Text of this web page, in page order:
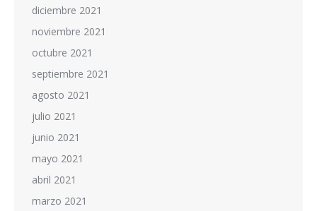
diciembre 2021
noviembre 2021
octubre 2021
septiembre 2021
agosto 2021
julio 2021
junio 2021
mayo 2021
abril 2021
marzo 2021